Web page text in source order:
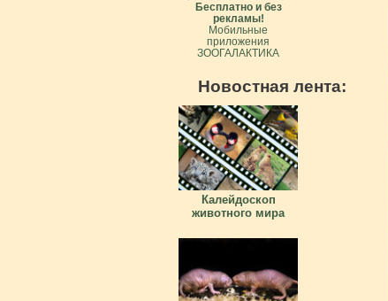
Бесплатно и без
рекламы!
Мобильные
приложения
ЗООГАЛАКТИКА
Новостная лента:
Калейдоскоп
животного мира